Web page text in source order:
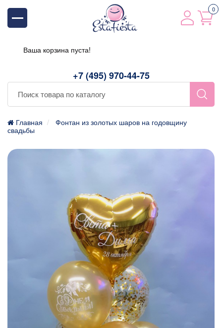
+7 (495) 970-44-75
0
Ваша корзина пуста!
Главная
Фонтан из золотых шаров на годовщину
свадьбы